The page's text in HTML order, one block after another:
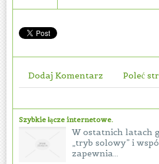
Dodaj Komentarz Poleć
Szybkie łącze internetowe.
W ostatnich latach
„tryb solowy” i
zapewnia...